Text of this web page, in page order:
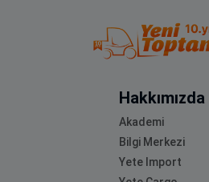
Hakkımızda
Akademi
Bilgi Merkezi
Yete Import